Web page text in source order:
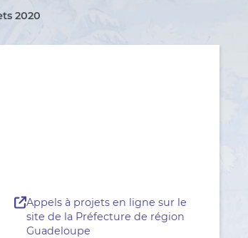
2020
Appels à projets en ligne sur le
site de la Préfecture de région
Guadeloupe